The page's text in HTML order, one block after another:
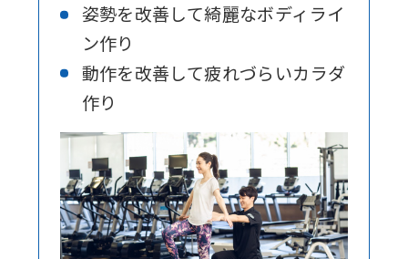
姿勢を改善して綺麗なボディライ
ン作り
動作を改善して疲れづらいカラダ
作り